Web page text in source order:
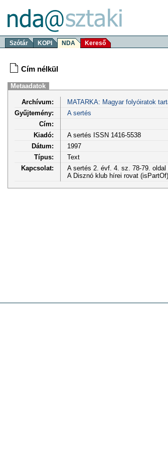
Szótár KOPI NDA Kereső
Cím nélkül
Metaadatok
Archívum:
MATARKA: Magyar folyóiratok
Gyűjtemény:
A sertés
Cím:
Kiadó:
A sertés ISSN 1416-5538
Dátum:
1997
Típus:
Text
Kapcsolat:
A sertés 2. évf. 4. sz. 78-79. oldal
A Disznó klub hírei rovat (isPartOf)